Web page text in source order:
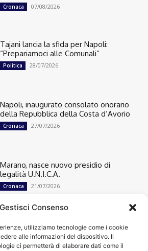
Gestisci Consenso
utilizziamo tecnologie come i cookie
alle informazioni del dispositivo. Il
ci permetterà di elaborare dati come il
Cronaca 07/08/2026
Tajani lancia la sfida per Napoli:
“Prepariamoci alle Comunali”
Politica 28/07/2026
Napoli, inaugurato consolato onorario
della Repubblica della Costa d’Avorio
Cronaca 27/07/2026
Marano, nasce nuovo presidio di
legalità U.N.I.C.A.
Cronaca 21/07/2026
13498
7303